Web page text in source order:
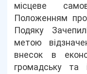
місцеве
Положенням
Подяку
метою
внесок в
громадську та